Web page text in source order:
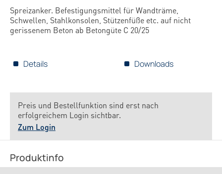
Spreizanker. Befestigungsmittel für Wandträme,
Schwellen, Stahlkonsolen, Stützenfüße etc. auf nicht
gerissenem Beton ab Betongüte C 20/25
Details Downloads
Preis und Bestellfunktion sind erst nach
erfolgreichem Login sichtbar.
Zum Login
Produktinfo